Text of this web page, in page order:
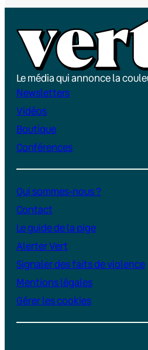
Le média qui annonce la
Newsletters
Vidéos
Boutique
Conférences
Qui sommes-nous ?
Contact
Le guide de la pige
Alerter Vert
Signaler des faits de violence
Mentions légales
Gérer les cookies